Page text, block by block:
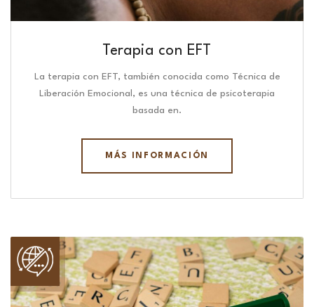
Terapia con EFT
La terapia con EFT, también conocida como Técnica de
Liberación Emocional, es una técnica de psicoterapia
basada en.
MÁS INFORMACIÓN